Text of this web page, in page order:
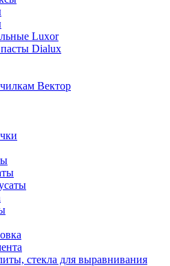
Luxor
Dialux
Вектор
стекла для выравнивания